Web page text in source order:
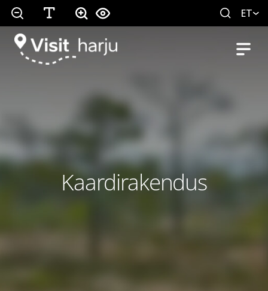
ET
Kaardirakendus